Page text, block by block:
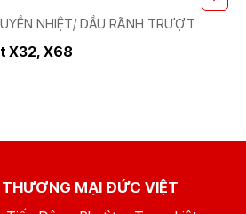
NHIỆT/ DẦU RÃNH TRƯỢT
X32, X68
MẠI ĐỨC VIỆT